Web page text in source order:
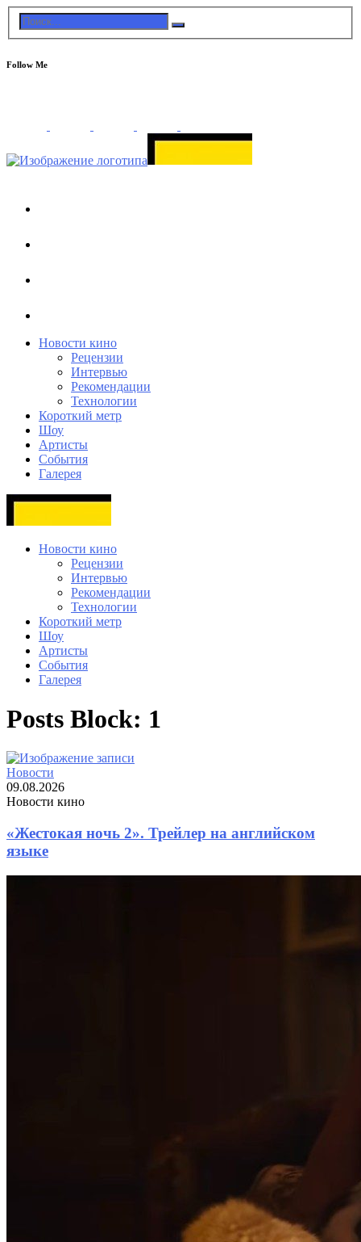
Follow Me
Новости кино
Рецензии
Интервью
Рекомендации
Технологии
Короткий метр
Шоу
Артисты
События
Галерея
Новости кино
Рецензии
Интервью
Рекомендации
Технологии
Короткий метр
Шоу
Артисты
События
Галерея
Posts Block: 1
Новости
09.08.2026
Новости кино
«Жестокая ночь 2». Трейлер на английском
языке